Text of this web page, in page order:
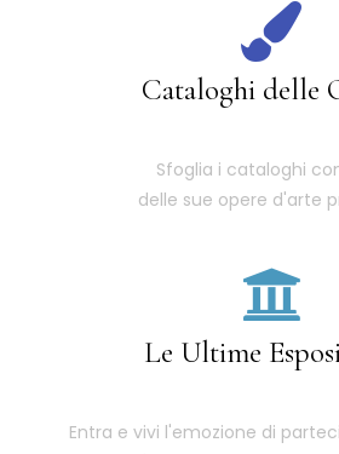
Cataloghi delle
Sfoglia i cataloghi
delle sue opere d'arte
Le Ultime
Entra e vivi l'emozione di